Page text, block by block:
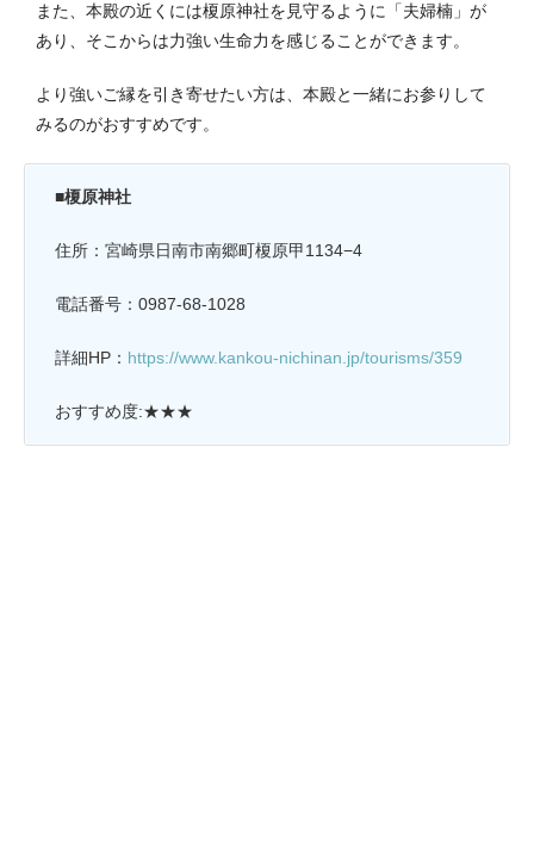
また、本殿の近くには榎原神社を見守るように「夫婦楠」が
あり、そこからは力強い生命力を感じることができます。
より強いご縁を引き寄せたい方は、本殿と一緒にお参りして
みるのがおすすめです。
■榎原神社
住所：宮崎県日南市南郷町榎原甲1134−4
電話番号：0987-68-1028
詳細HP： https://www.kankou-nichinan.jp/tourisms/359
おすすめ度:★★★